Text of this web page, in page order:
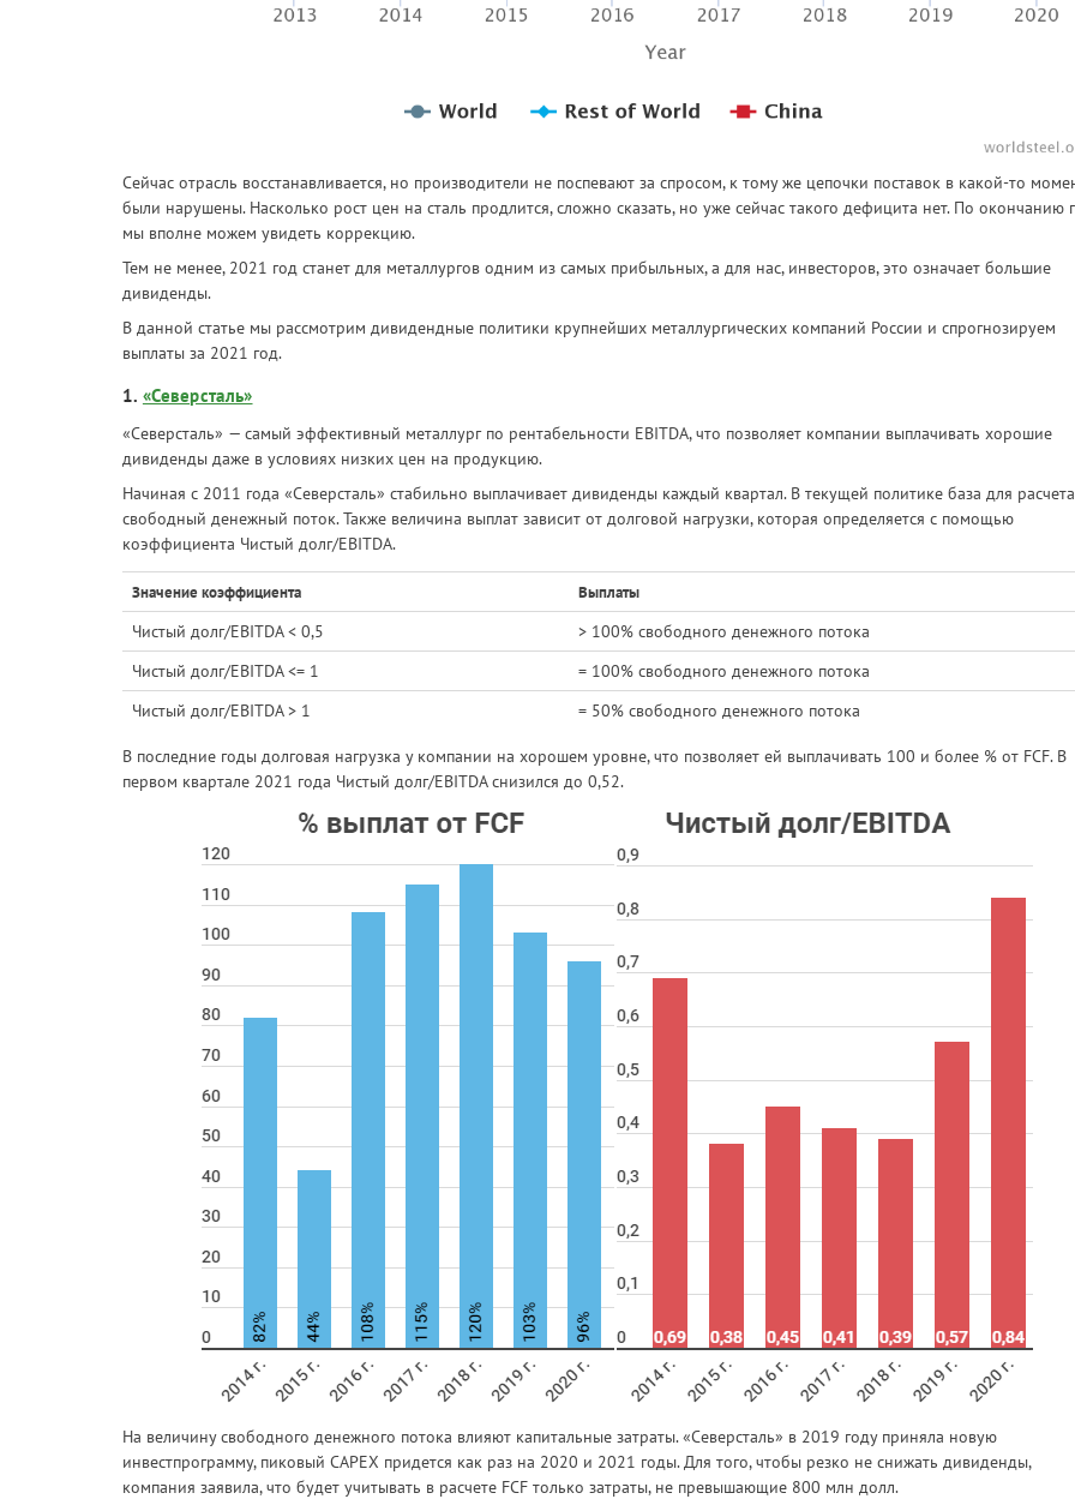
Сейчас отрасль восстанавливается, но производители не поспевают за спросом, к тому же цепочки поставок в какой-то
были нарушены. Насколько рост цен на сталь продлится, сложно сказать, но уже сейчас такого дефицита нет. По окончанию
мы вполне можем увидеть коррекцию.
Тем не менее, 2021 год станет для металлургов одним из самых прибыльных, а для нас, инвесторов, это означает большие
дивиденды.
В данной статье мы рассмотрим дивидендные политики крупнейших металлургических компаний России и спрогнозируем
выплаты за 2021 год.
1. «Северсталь»
«Северсталь» — самый эффективный металлург по рентабельности EBITDA, что позволяет компании выплачивать хорошие
дивиденды даже в условиях низких цен на продукцию.
Начиная с 2011 года «Северсталь» стабильно выплачивает дивиденды каждый квартал. В текущей политике база для
свободный денежный поток. Также величина выплат зависит от долговой нагрузки, которая определяется с помощью
коэффициента Чистый долг/EBITDA.
Значение коэффициента Выплаты
Чистый долг/EBITDA < 0,5
> 100% свободного денежного потока
Чистый долг/EBITDA <= 1
= 100% свободного денежного потока
Чистый долг/EBITDA > 1
= 50% свободного денежного потока
В последние годы долговая нагрузка у компании на хорошем уровне, что позволяет ей выплачивать 100 и более % от FCF. В
первом квартале 2021 года Чистый долг/EBITDA снизился до 0,52.
На величину свободного денежного потока влияют капитальные затраты. «Северсталь» в 2019 году приняла новую
инвестпрограмму, пиковый CAPEX придется как раз на 2020 и 2021 годы. Для того, чтобы резко не снижать дивиденды,
компания заявила, что будет учитывать в расчете FCF только затраты, не превышающие 800 млн долл.